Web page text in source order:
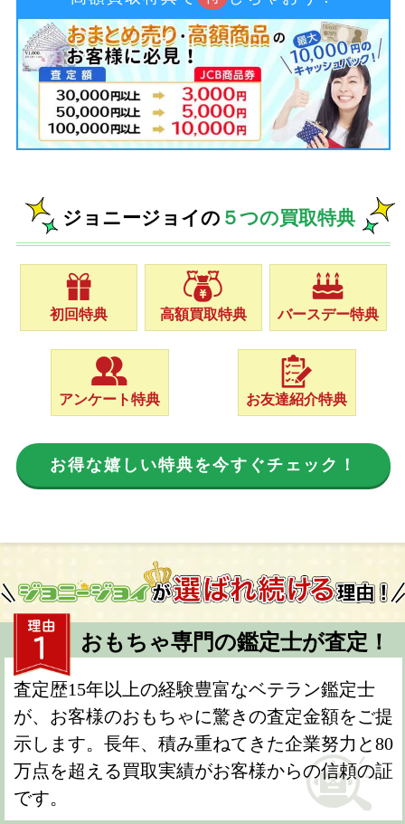
ジョニージョイの ５つの買取特典
初回特典 高額買取特典 バースデー特典
アンケート特典 お友達紹介特典
お得な嬉しい特典を今すぐチェック！
おもちゃ専門の鑑定士が査定！
査定歴15年以上の経験豊富なベテラン鑑定士
が、お客様のおもちゃに驚きの査定金額をご提
示します。長年、積み重ねてきた企業努力と80
万点を超える買取実績がお客様からの信頼の証
です。